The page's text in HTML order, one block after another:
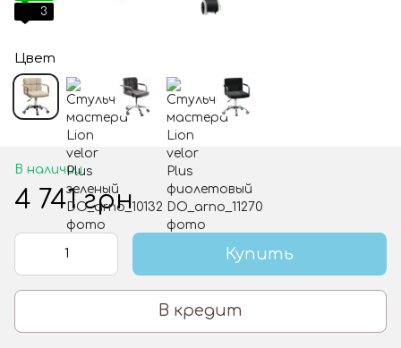
3
Цвет
В наличии
4 741 грн
Купить
В кредит